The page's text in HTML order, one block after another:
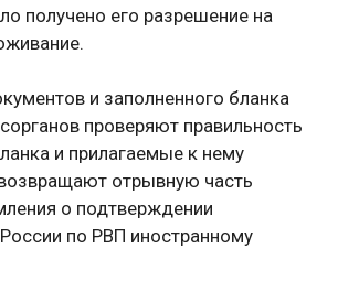
получено его разрешение на
и заполненного бланка
проверяют правильность
и прилагаемые к нему
отрывную часть
о подтверждении
по РВП иностранному